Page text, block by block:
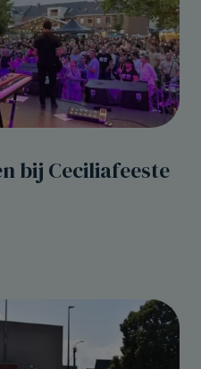
bij Ceciliafeeste